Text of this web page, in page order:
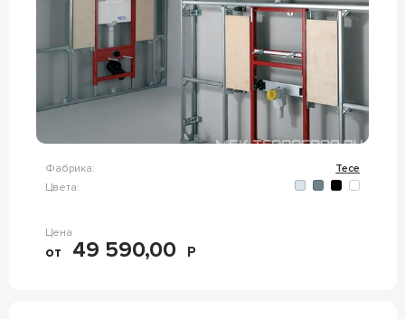
Фабрика:
Tece
Цвета:
Цена
от 49 590,00 Р